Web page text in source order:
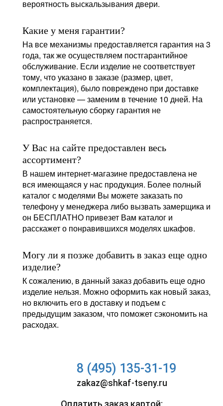
вероятность выскальзывания двери.
Какие у меня гарантии?
На все механизмы предоставляется гарантия на 3
года, так же осуществляем постгарантийное
обслуживание. Если изделие не соответствует
тому, что указано в заказе (размер, цвет,
комплектация), было повреждено при доставке
или установке — заменим в течение 10 дней. На
самостоятельную сборку гарантия не
распространяется.
У Вас на сайте предоставлен весь
ассортимент?
В нашем интернет-магазине предоставлена не
вся имеющаяся у нас продукция. Более полный
каталог с моделями Вы можете заказать по
телефону у менеджера либо вызвать замерщика и
он БЕСПЛАТНО привезет Вам каталог и
расскажет о понравившихся моделях шкафов.
Могу ли я позже добавить в заказ еще одно
изделие?
К сожалению, в данный заказ добавить еще одно
изделие нельзя. Можно оформить как новый заказ,
но включить его в доставку и подъем с
предыдущим заказом, что поможет сэкономить на
расходах.
8 (495) 135-31-19
zakaz@shkaf-tseny.ru
Оплатить заказ картой: